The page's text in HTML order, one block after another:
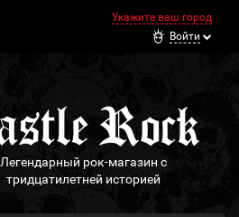
Укажите ваш город
Войти
Легендарный рок-магазин с
тридцатилетней историей